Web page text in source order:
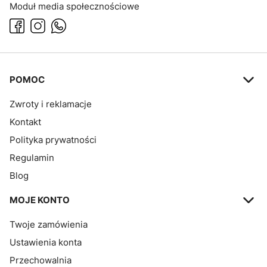
Moduł media społecznościowe
Linki w stopce
POMOC
Zwroty i reklamacje
Kontakt
Polityka prywatności
Regulamin
Blog
MOJE KONTO
Twoje zamówienia
Ustawienia konta
Przechowalnia